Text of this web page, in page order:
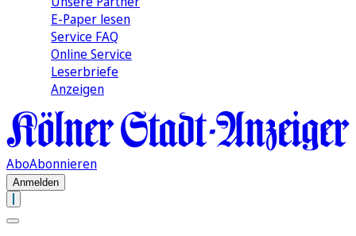
E-Paper lesen
Service FAQ
Online Service
Leserbriefe
Anzeigen
AboAbonnieren
Anmelden